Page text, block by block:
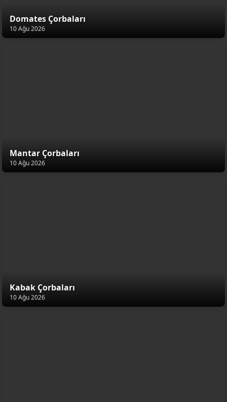
Domates Çorbaları
10 Ağu 2026
Mantar Çorbaları
10 Ağu 2026
Kabak Çorbaları
10 Ağu 2026